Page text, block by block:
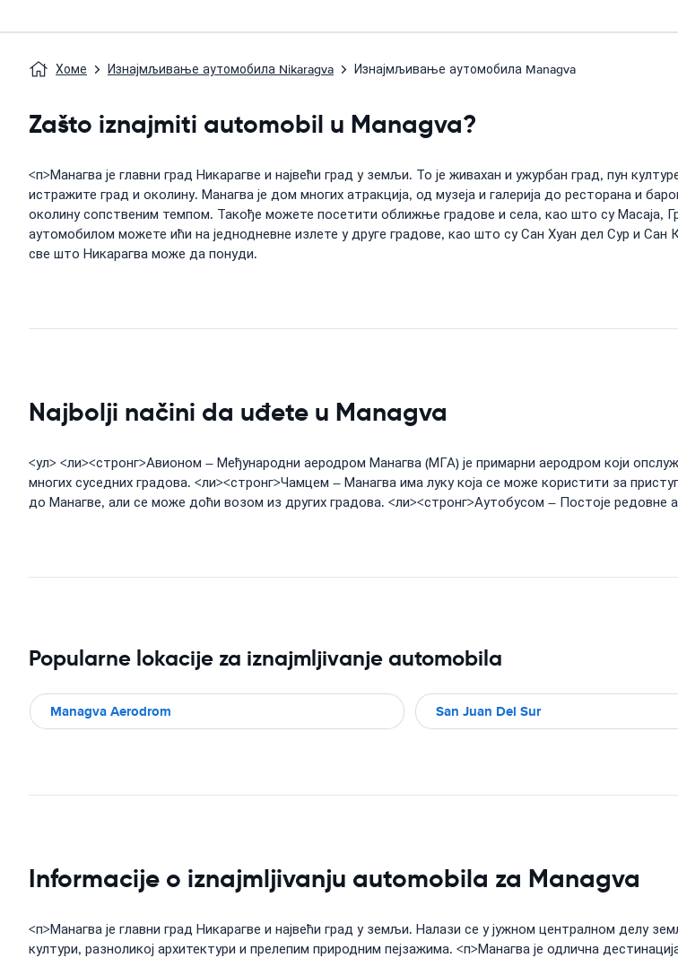
Хоме Изнајмљивање аутомобила Nikaragva Изнајмљивање аутомобила Managva
Zašto iznajmiti automobil u Managva?
<п>Манагва је главни град Никарагве и највећи град у земљи. То је живахан и ужурбан град, пун
истражите град и околину. Манагва је дом многих атракција, од музеја и галерија до ресторана и
околину сопственим темпом. Такође можете посетити оближње градове и села, као што су Масаја,
аутомобилом можете ићи на једнодневне излете у друге градове, као што су Сан Хуан дел Сур и
све што Никарагва може да понуди.
Najbolji načini da uđete u Managva
<ул> <ли><стронг>Авионом – Међународни аеродром Манагва (МГА) је примарни аеродром који
многих суседних градова. <ли><стронг>Чамцем – Манагва има луку која се може користити за
до Манагве, али се може доћи возом из других градова. <ли><стронг>Аутобусом – Постоје редовне
Popularne lokacije za iznajmljivanje automobila
Managva Aerodrom San Juan Del Sur
Informacije o iznajmljivanju automobila za Managva
<п>Манагва је главни град Никарагве и највећи град у земљи. Налази се у јужном централном делу
култури, разноликој архитектури и прелепим природним пејзажима. <п>Манагва је одлична